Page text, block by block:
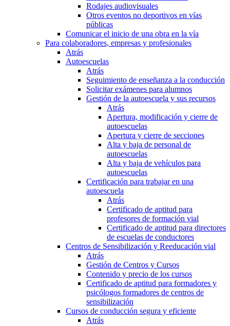
Rodajes audiovisuales
Otros eventos no deportivos en vías
públicas
Comunicar el inicio de una obra en la vía
Para colaboradores, empresas y profesionales
Atrás
Autoescuelas
Atrás
Seguimiento de enseñanza a la conducción
Solicitar exámenes para alumnos
Gestión de la autoescuela y sus recursos
Atrás
Apertura, modificación y cierre de
autoescuelas
Apertura y cierre de secciones
Alta y baja de personal de
autoescuelas
Alta y baja de vehículos para
autoescuelas
Certificación para trabajar en una
autoescuela
Atrás
Certificado de aptitud para
profesores de formación vial
Certificado de aptitud para directores
de escuelas de conductores
Centros de Sensibilización y Reeducación vial
Atrás
Gestión de Centros y Cursos
Contenido y precio de los cursos
Certificado de aptitud para formadores y
psicólogos formadores de centros de
sensibilización
Cursos de conducción segura y eficiente
Atrás